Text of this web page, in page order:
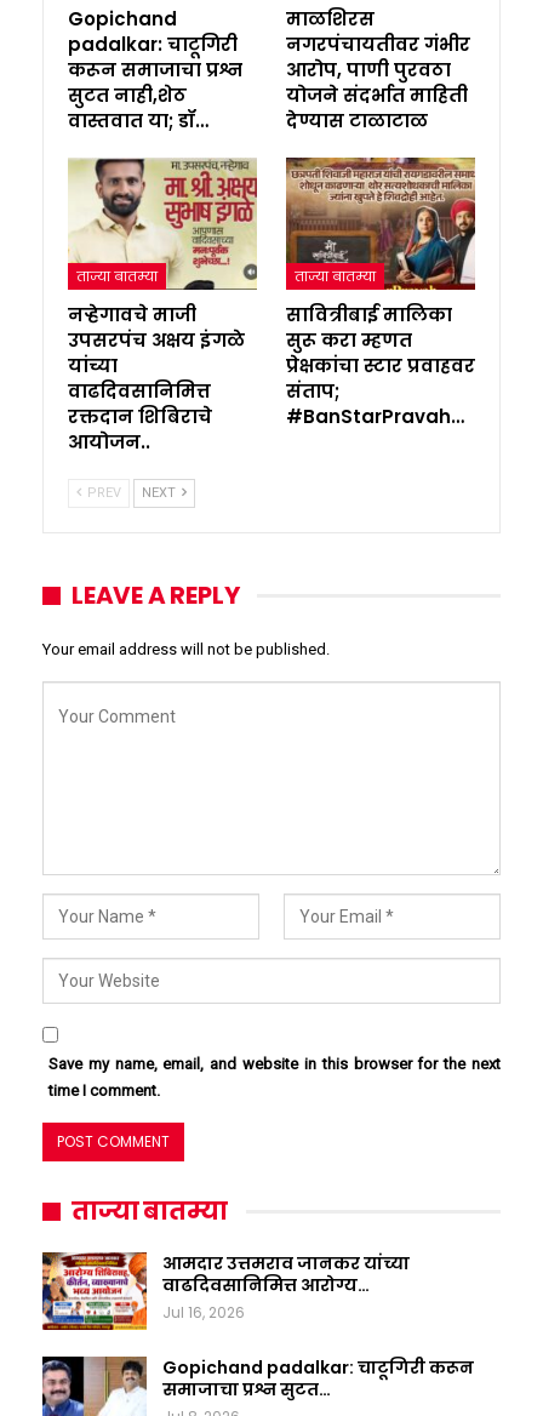
Gopichand
padalkar: चाटूगिरी
करून समाजाचा प्रश्न
सुटत नाही,शेठ
वास्तवात या; डॉ…
माळशिरस
नगरपंचायतीवर गंभीर
आरोप, पाणी पुरवठा
योजने संदर्भात माहिती
देण्यास टाळाटाळ
ताज्या बातम्या
नऱ्हेगावचे माजी
उपसरपंच अक्षय इंगळे
यांच्या
वाढदिवसानिमित्त
रक्तदान शिबिराचे
आयोजन..
ताज्या बातम्या
सावित्रीबाई मालिका
सुरू करा म्हणत
प्रेक्षकांचा स्टार प्रवाहवर
संताप;
#BanStarPravah…
PREV NEXT
LEAVE A REPLY
Your email address will not be published.
Save my name, email, and website in this browser for the next
time I comment.
ताज्या बातम्या
आमदार उत्तमराव जानकर यांच्या
वाढदिवसानिमित्त आरोग्य…
Jul 16, 2026
Gopichand padalkar: चाटूगिरी करून
समाजाचा प्रश्न सुटत…